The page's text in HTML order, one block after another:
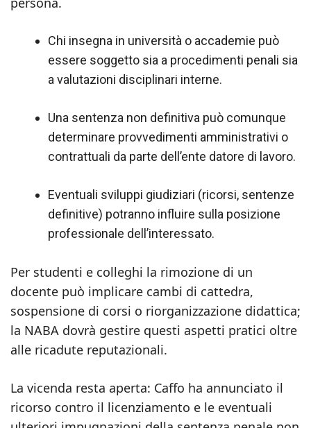
Chi insegna in università o accademie può
essere soggetto sia a procedimenti penali sia
a valutazioni disciplinari interne.
Una sentenza non definitiva può comunque
determinare provvedimenti amministrativi o
contrattuali da parte dell’ente datore di lavoro.
Eventuali sviluppi giudiziari (ricorsi, sentenze
definitive) potranno influire sulla posizione
professionale dell’interessato.
Per studenti e colleghi la rimozione di un
docente può implicare cambi di cattedra,
sospensione di corsi o riorganizzazione didattica;
la NABA dovrà gestire questi aspetti pratici oltre
alle ricadute reputazionali.
La vicenda resta aperta: Caffo ha annunciato il
ricorso contro il licenziamento e le eventuali